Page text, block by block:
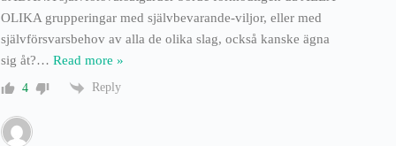
OLIKA grupperingar med självbevarande-viljor, eller med
självförsvarsbehov av alla de olika slag, också kanske ägna
sig åt?… Read more »
4 Reply